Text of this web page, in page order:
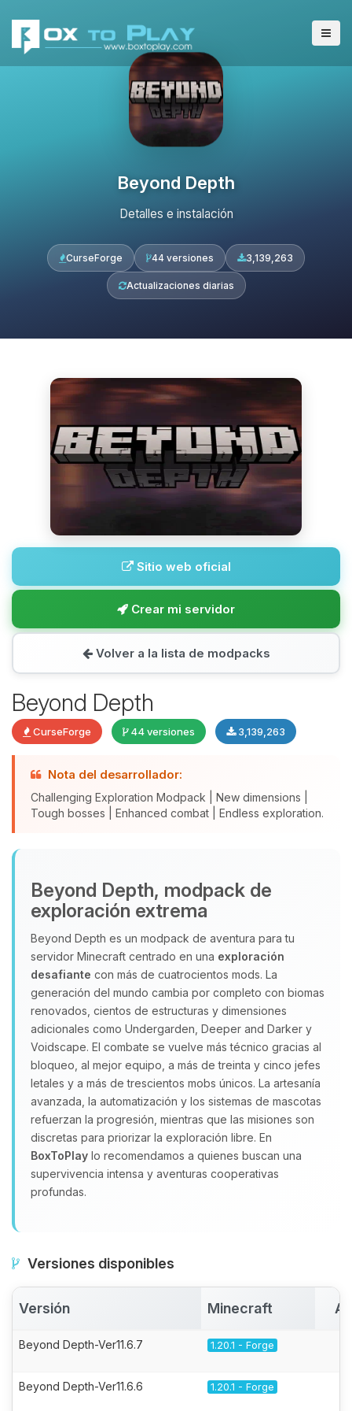
Beyond Depth
Detalles e instalación
CurseForge 44 versiones 3,139,263
Actualizaciones diarias
Sitio web oficial
Crear mi servidor
Volver a la lista de modpacks
Beyond Depth
CurseForge 44 versiones 3,139,263
Nota del desarrollador:
Challenging Exploration Modpack | New dimensions |
Tough bosses | Enhanced combat | Endless exploration.
Beyond Depth, modpack de
exploración extrema
Beyond Depth es un modpack de aventura para tu
servidor Minecraft centrado en una exploración
desafiante con más de cuatrocientos mods. La
generación del mundo cambia por completo con biomas
renovados, cientos de estructuras y dimensiones
adicionales como Undergarden, Deeper and Darker y
Voidscape. El combate se vuelve más técnico gracias al
bloqueo, al mejor equipo, a más de treinta y cinco jefes
letales y a más de trescientos mobs únicos. La artesanía
avanzada, la automatización y los sistemas de mascotas
refuerzan la progresión, mientras que las misiones son
discretas para priorizar la exploración libre. En
BoxToPlay lo recomendamos a quienes buscan una
supervivencia intensa y aventuras cooperativas
profundas.
Versiones disponibles
Versión Minecraft
Beyond Depth-Ver11.6.7 1.20.1 - Forge
Beyond Depth-Ver11.6.6 1.20.1 - Forge
Yupi, por fin alguien con quien
hablar! Soy Choupy, tu pequeno
asistente de BoxToPlay. Cuentame
que necesitas y moveré mis
pequenos circuitos para ayudarte.
08/08/2026 18:40